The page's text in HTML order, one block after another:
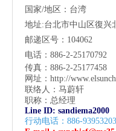
国家/地区：台湾
地址:台北市中山区復兴
邮递区号：104062
电话：886-2-25170792
传真：886-2-25177458
网址： http://
联络人：马蔚轩
职称：总经理
Line ID: sandiema2000
行动电话：886-